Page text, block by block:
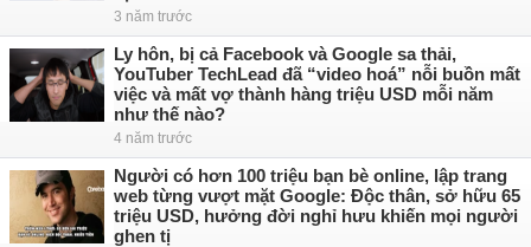
3 năm trước
Ly hôn, bị cả Facebook và Google sa thải,
YouTuber TechLead đã “video hoá” nỗi buồn mất
việc và mất vợ thành hàng triệu USD mỗi năm
như thế nào?
4 năm trước
Người có hơn 100 triệu bạn bè online, lập trang
web từng vượt mặt Google: Độc thân, sở hữu 65
triệu USD, hưởng đời nghỉ hưu khiến mọi người
ghen tị